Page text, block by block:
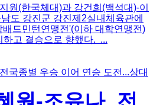
원(한국체대)과 강건희(백석대)-이
도 강진군 강진제2실내체육관에
드민턴연맹전'(이하 대학연맹전)
하고 결승으로 향했다. ...